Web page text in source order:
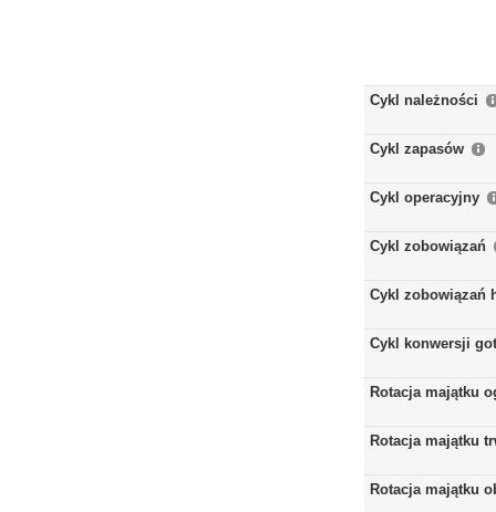
Cykl należności
Cykl zapasów
Cykl operacyjny
Cykl zobowiązań
Cykl zobowiązań
Cykl konwersji
Rotacja majątku
Rotacja majątku
Rotacja majątku